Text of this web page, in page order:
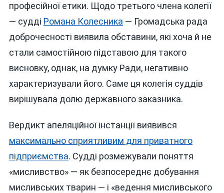
професійної етики. Щодо третього члена колегії
— судді Романа Колесника — Громадська рада
доброчесності виявила обставини, які хоча й не
стали самостійною підставою для такого
висновку, однак, на думку Ради, негативно
характеризували його. Саме ця колегія суддів
вирішувала долю державного заказника.
Вердикт апеляційної інстанції виявився
максимально сприятливим для приватного
підприємства. Судді розмежували поняття
«мисливство» — як безпосереднє добування
мисливських тварин — і «ведення мисливського